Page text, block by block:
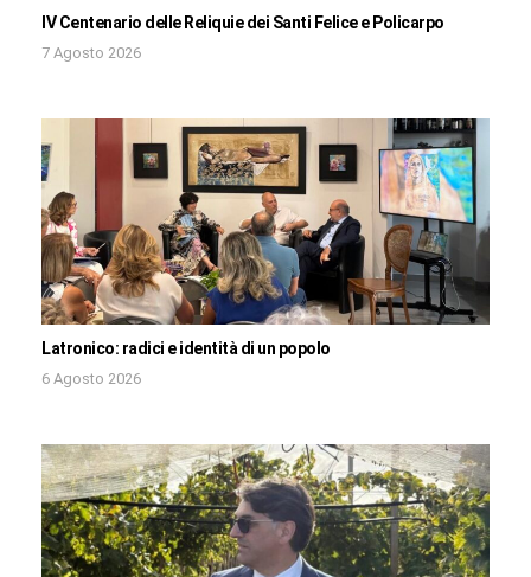
IV Centenario delle Reliquie dei Santi Felice e Policarpo
7 Agosto 2026
Latronico: radici e identità di un popolo
6 Agosto 2026